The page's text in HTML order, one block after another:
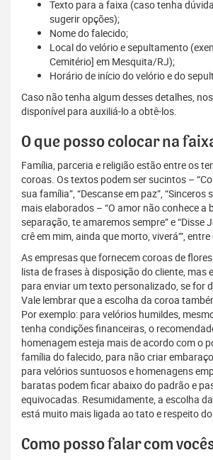
Texto para a faixa (caso tenha
sugerir opções);
Nome do falecido;
Local do velório e sepultamento
Cemitério] em Mesquita/RJ);
Horário de início do velório e do
Caso não tenha algum desses detalhes,
disponível para auxiliá-lo a obtê-los.
O que posso colocar na
Família, parceria e religião estão entre os
coroas. Os textos podem ser sucintos –
sua família”, “Descanse em paz”, “Sinceros
mais elaborados – “O amor não conhece a
separação, te amaremos sempre” e “Disse
crê em mim, ainda que morto, viverá’”,
As empresas que fornecem coroas de
lista de frases à disposição do cliente, mas
para enviar um texto personalizado, se for
Vale lembrar que a escolha da coroa
Por exemplo: para velórios humildes,
tenha condições financeiras, o
homenagem esteja mais de acordo com o
família do falecido, para não criar
para velórios suntuosos e homenagens
baratas podem ficar abaixo do padrão e
equivocadas. Resumidamente, a escolha
está muito mais ligada ao tato e respeito
Como posso falar com